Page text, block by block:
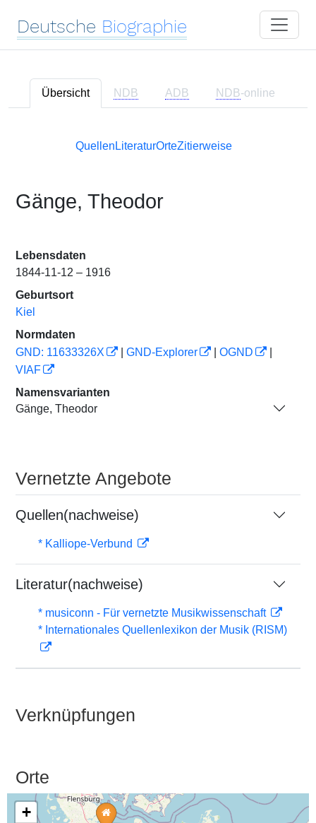
Deutsche Biographie
Übersicht NDB ADB NDB-online
Quellen LiteraturOrteZitierweise
Gänge, Theodor
Lebensdaten
1844-11-12 – 1916
Geburtsort
Kiel
Normdaten
GND: 11633326X
GND-Explorer OGND
VIAF
Namensvarianten
Gänge, Theodor
Vernetzte Angebote
Quellen(nachweise)
* Kalliope-Verbund
Literatur(nachweise)
* musiconn - Für vernetzte Musikwissenschaft
* Internationales Quellenlexikon der Musik (RISM)
Verknüpfungen
Orte
+